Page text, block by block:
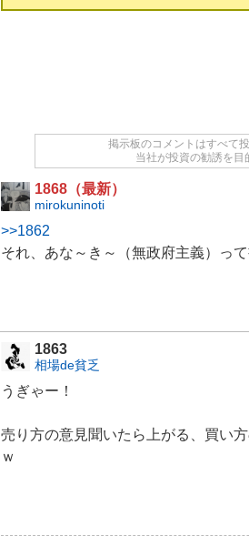
.
.
5
%
,
1
3
%
売
り
た
掲示板のコメントはすべて
当社が投資の勧誘を目
1868（最新）
mirokuninoti
>>1862
それ、あな～き～（無政府主義）っ
1863
相場de貧乏
うぎゃー！
売り方の意見聞いたら上がる、買い
ｗ